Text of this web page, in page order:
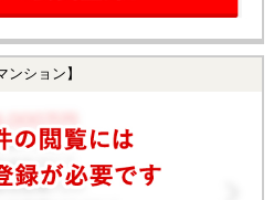
ンション】